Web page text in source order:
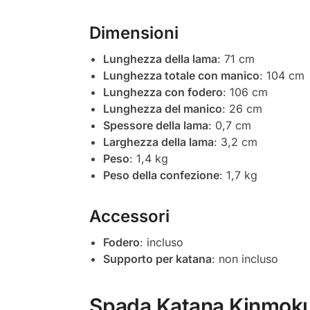
Dimensioni
Lunghezza della lama: 71 cm
Lunghezza totale con manico: 104 cm
Lunghezza con fodero: 106 cm
Lunghezza del manico: 26 cm
Spessore della lama: 0,7 cm
Larghezza della lama: 3,2 cm
Peso: 1,4 kg
Peso della confezione: 1,7 kg
Accessori
Fodero: incluso
Supporto per katana: non incluso